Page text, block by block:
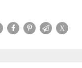
X